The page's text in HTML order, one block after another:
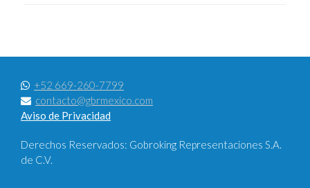
+52 669-260-7799
contacto@gbrmexico.com
Aviso de Privacidad
Derechos Reservados: Gobroking Representaciones S.A.
de C.V.